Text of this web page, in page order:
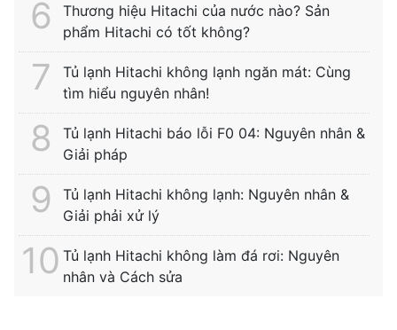
Thương hiệu Hitachi của nước nào? Sản
phẩm Hitachi có tốt không?
Tủ lạnh Hitachi không lạnh ngăn mát: Cùng
tìm hiểu nguyên nhân!
Tủ lạnh Hitachi báo lỗi F0 04: Nguyên nhân &
Giải pháp
Tủ lạnh Hitachi không lạnh: Nguyên nhân &
Giải phải xử lý
Tủ lạnh Hitachi không làm đá rơi: Nguyên
nhân và Cách sửa